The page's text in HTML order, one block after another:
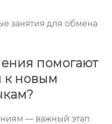
занятия для обмена
помогают
к новым
— важный этап